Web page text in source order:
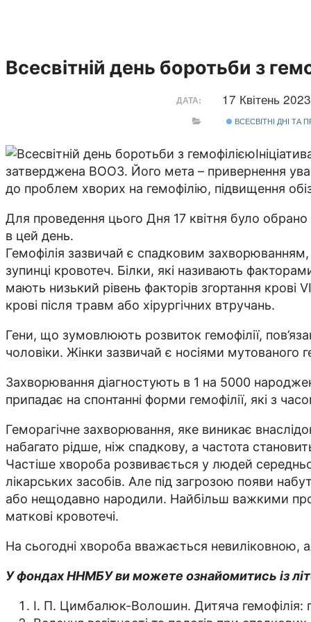
Всесвітній день боротьби з
ДАТА: 17 Квітень
ВСЕСВІТНІ ДНІ ТА
затверджена ВООЗ. Його мета – привернення
до проблем хворих на гемофілію, підвищення
Для проведення цього Дня 17 квітня було
в цей день.
Гемофілія зазвичай є спадковим
зупинці кровотеч. Білки, які називають
мають низький рівень факторів згортання
крові після травм або хірургічних втручань.
Гени, що зумовлюють розвиток гемофілії,
чоловіки. Жінки зазвичай є носіями мутованого
Захворювання діагностують в 1 на 5000
припадає на спонтанні форми гемофілії, які з
Геморагічне захворювання, яке виникає
набагато рідше, ніж спадкову, а частота
Частіше хвороба розвивається у людей
лікарських засобів. Але під загрозою появи
або нещодавно народили. Найбільш важкими
маткові кровотечі.
На сьогодні хвороба вважається невиліковною,
У фондах ННМБУ ви можете ознайомитись із
І. П. Цимбалюк-Волошин. Дитяча гемофілія: